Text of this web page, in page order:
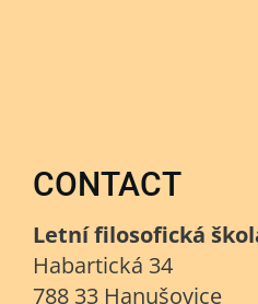
CONTACT
Letní filosofická
Habartická 34
788 33 Hanušovice